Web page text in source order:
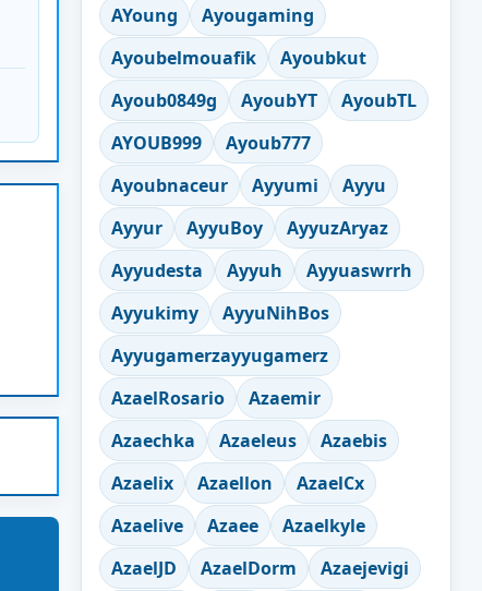
AYoung
Ayougaming
Ayoubelmouafik
Ayoubkut
Ayoub0849g
AyoubYT
AyoubTL
AYOUB999
Ayoub777
Ayoubnaceur
Ayyumi
Ayyu
Ayyur
AyyuBoy
AyyuzAryaz
Ayyudesta
Ayyuh
Ayyuaswrrh
Ayyukimy
AyyuNihBos
Ayyugamerzayyugamerz
AzaelRosario
Azaemir
Azaechka
Azaeleus
Azaebis
Azaelix
Azaellon
AzaelCx
Azaelive
Azaee
Azaelkyle
AzaelJD
AzaelDorm
Azaejevigi